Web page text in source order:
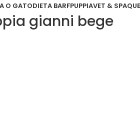
O GATODIETA BARFPUPPIAVET & SPA
gianni bege